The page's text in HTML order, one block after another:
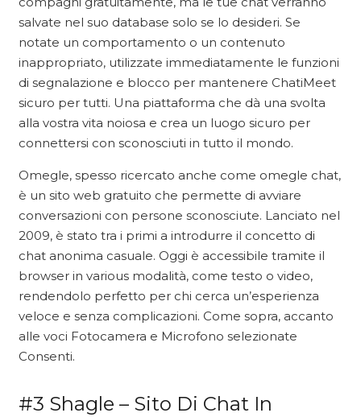
salvate nel suo database solo se lo desideri. Se
notate un comportamento o un contenuto
inappropriato, utilizzate immediatamente le funzioni
di segnalazione e blocco per mantenere ChatiMeet
sicuro per tutti. Una piattaforma che dà una svolta
alla vostra vita noiosa e crea un luogo sicuro per
connettersi con sconosciuti in tutto il mondo.
Omegle, spesso ricercato anche come omegle chat,
è un sito web gratuito che permette di avviare
conversazioni con persone sconosciute. Lanciato nel
2009, è stato tra i primi a introdurre il concetto di
chat anonima casuale. Oggi è accessibile tramite il
browser in various modalità, come testo o video,
rendendolo perfetto per chi cerca un’esperienza
veloce e senza complicazioni. Come sopra, accanto
alle voci Fotocamera e Microfono selezionate
Consenti.
#3 Shagle – Sito Di Chat In